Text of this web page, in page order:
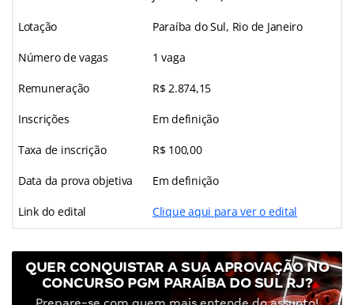
Lotação Paraíba do Sul, Rio de Janeiro
Número de vagas 1 vaga
Remuneração R$ 2.874,15
Inscrições Em definição
Taxa de inscrição R$ 100,00
Data da prova objetiva Em definição
Link do edital Clique aqui para ver o edital
QUER CONQUISTAR A SUA APROVAÇÃO NO
CONCURSO PGM PARAÍBA DO SUL RJ?
Prepare-se com quem mais entende do assunto!